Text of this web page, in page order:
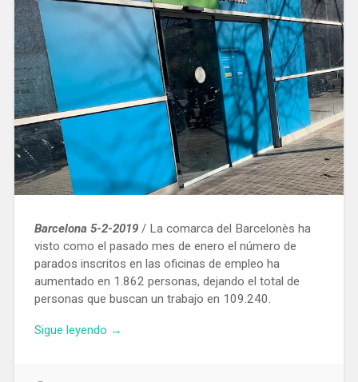
y
acoso
sexual»
Barcelona 5-2-2019/ La comarca del Barcelonès ha
visto como el pasado mes de enero el número de
parados inscritos en las oficinas de empleo ha
aumentado en 1.862 personas, dejando el total de
personas que buscan un trabajo en 109.240.
Sigue leyendo «En
→